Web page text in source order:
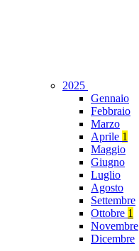
2025
Gennaio
Febbraio
Marzo
Aprile 1
Maggio
Giugno
Luglio
Agosto
Settembre
Ottobre 1
Novembre
Dicembre